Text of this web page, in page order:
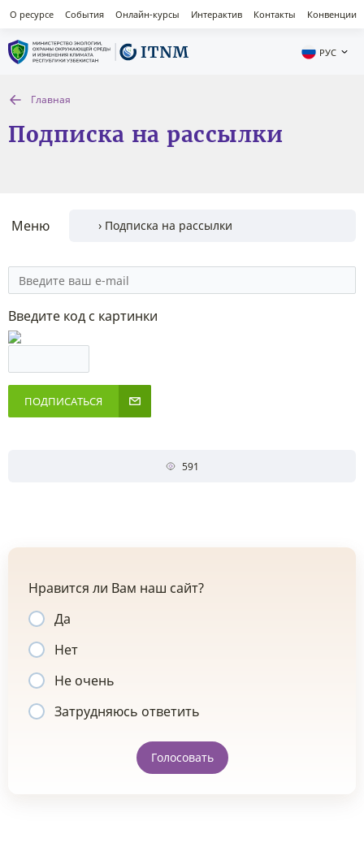
О ресурсе События Онлайн-курсы Интерактив Контакты Конвенции
РУС
Главная
Подписка на рассылки
Меню
Введите код с картинки
ПОДПИСАТЬСЯ
591
Нравится ли Вам наш сайт?
Да
Нет
Не очень
Затрудняюсь ответить
Голосовать